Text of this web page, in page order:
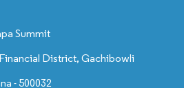
Summit
District, Gachibowli
- 500032